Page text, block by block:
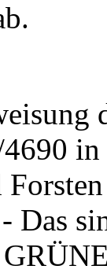
in
Das